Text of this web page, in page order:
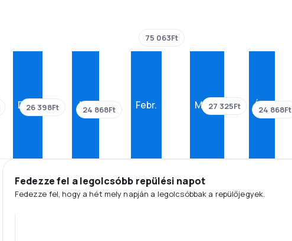
Dec.26 398Ft Jan.
24 868Ft Febr.
75 063Ft
Márc.27 325Ft Ápr.
24 868Ft
Fedezze fel a legolcsóbb repülési napot
Fedezze fel, hogy a hét mely napján a legolcsóbbak a repülőjegyek.